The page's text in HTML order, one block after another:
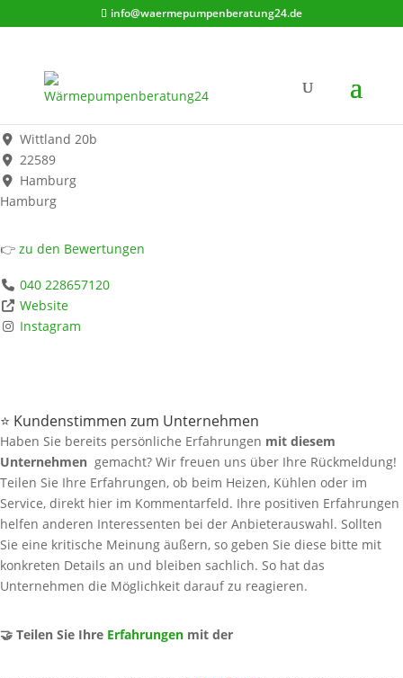
info@waermepumpenberatung24.de
Wärmepumpen & Kältetechnik Hamburg | Kälte-Klima24 GmbH
Werbung*
Wittland 20b
22589
Hamburg
Hamburg
👉 zu den Bewertungen
040 228657120
Website
Instagram
⭐ Kundenstimmen zum Unternehmen
Haben Sie bereits persönliche Erfahrungen mit diesem
Unternehmen gemacht? Wir freuen uns über Ihre Rückmeldung!
Teilen Sie Ihre Erfahrungen, ob beim Heizen, Kühlen oder im
Service, direkt hier im Kommentarfeld. Ihre positiven Erfahrungen
helfen anderen Interessenten bei der Anbieterauswahl. Sollten
Sie eine kritische Meinung äußern, so geben Sie diese bitte mit
konkreten Details an und bleiben sachlich. So hat das
Unternehmen die Möglichkeit darauf zu reagieren.
🤝 Teilen Sie Ihre Erfahrungen mit der